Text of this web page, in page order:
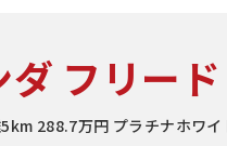
ダ フリー
288.7万円 プラチナホワ